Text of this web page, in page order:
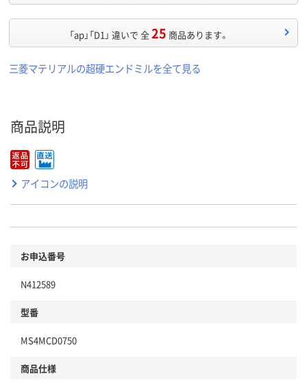
「ap」「D1」 違いで 全25 商品あります。
三菱マテリアルの超硬エンドミルを全て見る
商品説明
アイコンの説明
お申込番号
N412589
型番
MS4MCD0750
商品仕様